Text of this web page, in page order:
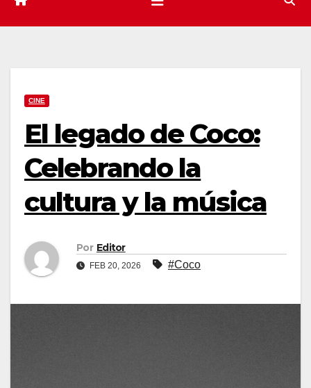
CINE
El legado de Coco:
Celebrando la
cultura y la música
Por Editor
FEB 20, 2026 #Coco